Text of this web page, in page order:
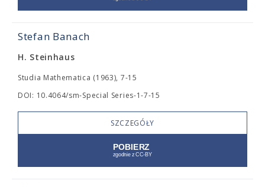
Stefan Banach
H. Steinhaus
Studia Mathematica (1963), 7-15
DOI: 10.4064/sm-Special Series-1-7-15
SZCZEGÓŁY